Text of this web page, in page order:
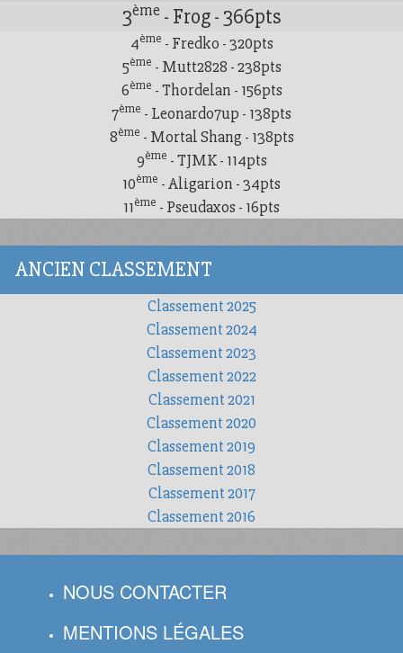
3ème - Frog - 366pts
4ème - Fredko - 320pts
5ème - Mutt2828 - 238pts
6ème - Thordelan - 156pts
7ème - Leonardo7up - 138pts
8ème - Mortal Shang - 138pts
9ème - TJMK - 114pts
10ème - Aligarion - 34pts
11ème - Pseudaxos - 16pts
ANCIEN CLASSEMENT
Classement 2025
Classement 2024
Classement 2023
Classement 2022
Classement 2021
Classement 2020
Classement 2019
Classement 2018
Classement 2017
Classement 2016
NOUS CONTACTER
MENTIONS LÉGALES